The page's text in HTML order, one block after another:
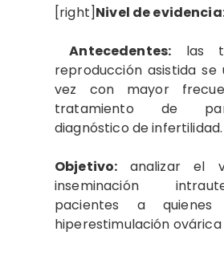
[right]Nivel de
Antecedentes: las
reproducción asistida se
vez con mayor
tratamiento de
diagnóstico de infertilidad.
Objetivo: analizar el
inseminación
pacientes a
hiperestimulación